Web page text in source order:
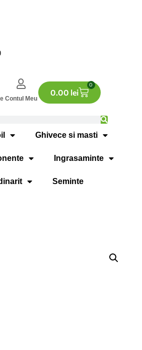
Contul Meu
0.00 lei
0
Ghivece si masti
Ingrasaminte
Seminte